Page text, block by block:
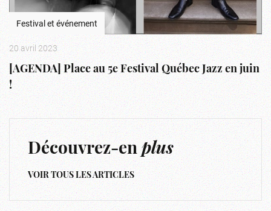
Festival et événement
20 avril 2023
[AGENDA] Place au 5e Festival Québec Jazz en juin
!
Découvrez-enplus
VOIR TOUS LES ARTICLES